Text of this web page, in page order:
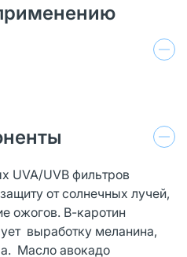
UVA/UVB фильтров
от солнечных лучей,
ожогов. В-каротин
выработку меланина,
Масло авокадо